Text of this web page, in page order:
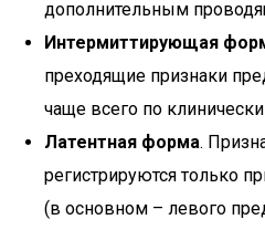
дополнительным
Интермиттирующая
преходящие признаки
чаще всего по
Латентная форма.
регистрируются только
(в основном – левого